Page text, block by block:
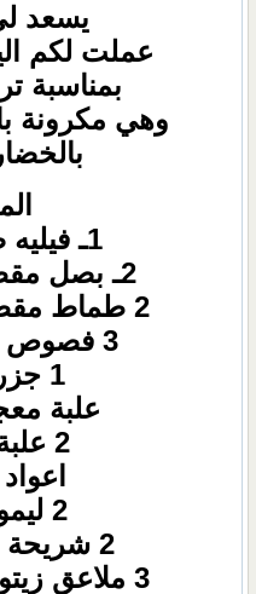
يسعد
عملت لكم
بمناسبة
وهي مكرونة
1ـ فيليه صدور دجاج
2ـ بصل مقطع تقطيع كبير
2 طماط مقطع تقطيع صغير
3 فصوص ثوم مبشوره
1 جزر مبشور
علبة
2 علبة مكرونه
2 ليمون أسود
2 شريحة ليمون أصفر
3 ملاعق زيتون أسود شرائح